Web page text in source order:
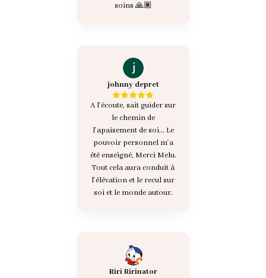
soins 🙏🏽
johnny depret
A l'écoute, sait guider sur
le chemin de
l'apaisement de soi... Le
pouvoir personnel m'a
été enseigné, Merci Melu.
Tout cela aura conduit à
l'élévation et le recul sur
soi et le monde autour.
Riri Ririnator